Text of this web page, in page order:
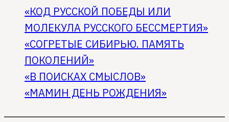
«КОД РУССКОЙ ПОБЕДЫ ИЛИ
МОЛЕКУЛА РУССКОГО БЕССМЕРТИЯ»
«СОГРЕТЫЕ СИБИРЬЮ. ПАМЯТЬ
ПОКОЛЕНИЙ»
«В ПОИСКАХ СМЫСЛОВ»
«МАМИН ДЕНЬ РОЖДЕНИЯ»